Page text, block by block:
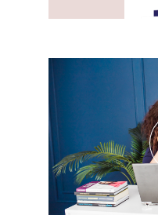
PAKIET